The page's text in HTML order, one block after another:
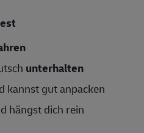
unterhalten
kannst gut anpacken
hängst dich rein